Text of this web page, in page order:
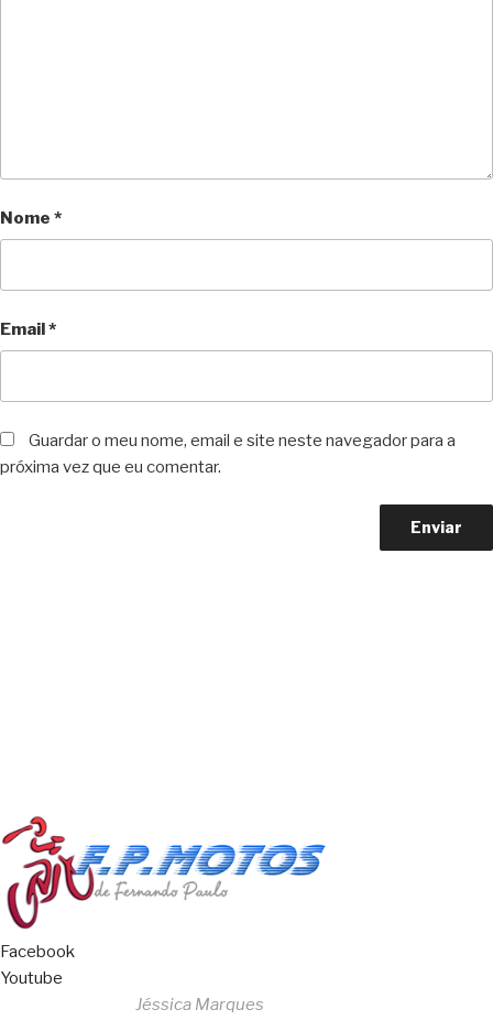
Nome *
Email*
Guardar o meu nome, email e site neste navegador para a
próxima vez que eu comentar.
Facebook
Youtube
Jéssica Marques